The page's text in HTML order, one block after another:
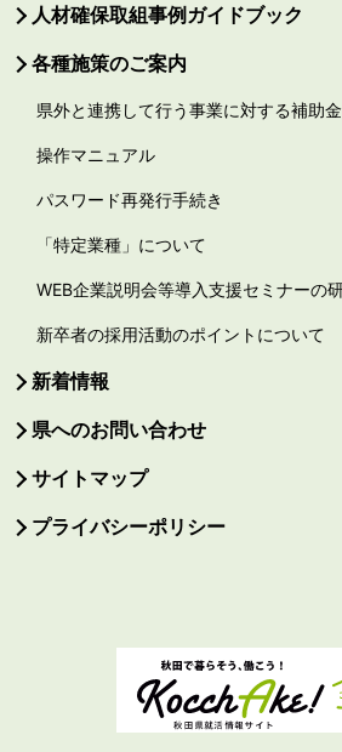
人材確保取組事例ガイドブック
各種施策のご案内
県外と連携して行う事業に対する補助
操作マニュアル
パスワード再発行手続き
「特定業種」について
WEB企業説明会等導入支援セミナーの
新卒者の採用活動のポイントについて
新着情報
県へのお問い合わせ
サイトマップ
プライバシーポリシー